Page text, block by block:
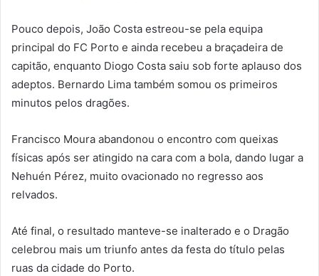
Pouco depois, João Costa estreou-se pela equipa
principal do FC Porto e ainda recebeu a braçadeira de
capitão, enquanto Diogo Costa saiu sob forte aplauso dos
adeptos. Bernardo Lima também somou os primeiros
minutos pelos dragões.
Francisco Moura abandonou o encontro com queixas
físicas após ser atingido na cara com a bola, dando lugar a
Nehuén Pérez, muito ovacionado no regresso aos
relvados.
Até final, o resultado manteve-se inalterado e o Dragão
celebrou mais um triunfo antes da festa do título pelas
ruas da cidade do Porto.